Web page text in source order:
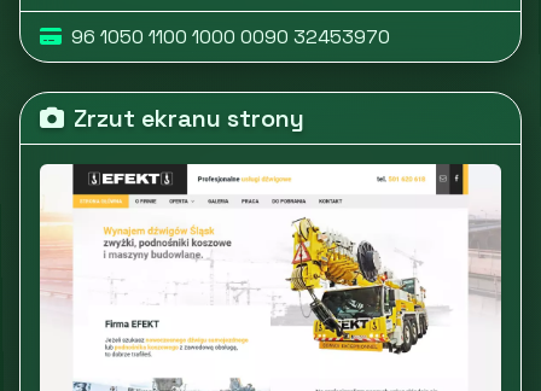
96 1050 1100 1000 0090 32453970
Zrzut ekranu strony